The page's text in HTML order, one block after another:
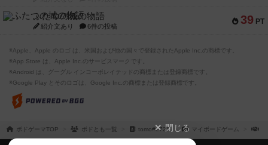
39 PT
ふたつの城の物語
紹介文あり 6件の投稿
※Apple、Apple のロゴ は、米国および他の国々で登録されたApple Inc.の商標です。
※App Store は、Apple Inc.のサービスマークです。
※Android は、グーグル インコーポレイテッドの商標または登録商標です。
※Google Play とそのロゴは、Google Inc.の商標または登録商標です。
ボドゲーマTOP ボドとも一覧 tomo#e725 マイボードゲーム
閉じる